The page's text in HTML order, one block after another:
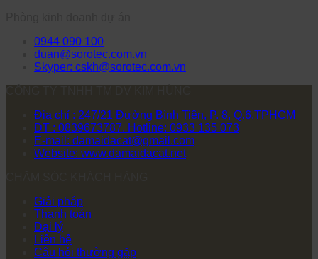
0944 090 100
duan@sorotec.com.vn
Skyper: cskh@sorotec.com.vn
Địa chỉ : 247/21 Đường Bình Tiên, P. 8, Q.6,TPHCM
ĐT : 0839673787. Hotline: 0933 135 073
E-mail: damaidacat@gmail.com
Website: www.damaidacat.net
Giải pháp
Thanh toán
Đại lý
Liên hệ
Câu hỏi thường gặp